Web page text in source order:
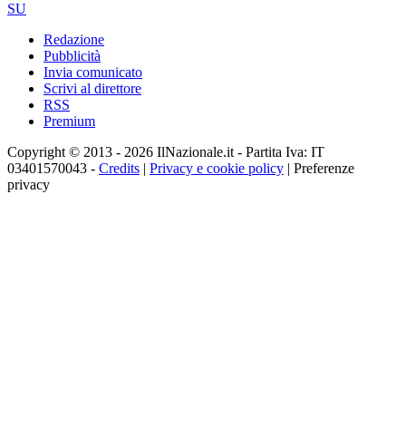
SU
Redazione
Pubblicità
Invia comunicato
Scrivi al direttore
RSS
Premium
Copyright © 2013 - 2026 IlNazionale.it - Partita Iva: IT
03401570043 - Credits | Privacy e cookie policy | Preferenze
privacy